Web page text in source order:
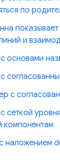
по
показывает
и
основами
с
сеткой
компонентам
наложением